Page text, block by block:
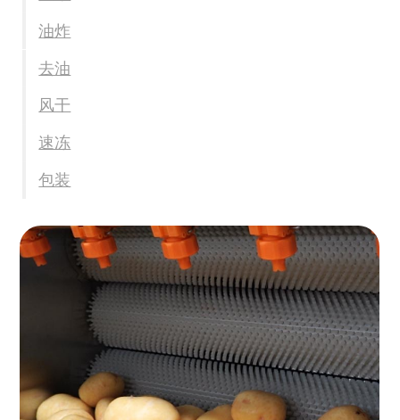
油炸
去油
风干
速冻
包装